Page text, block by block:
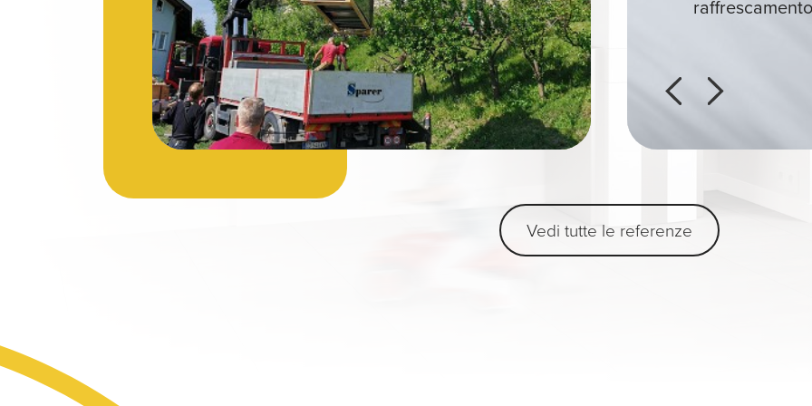
condomini,
innovativa
condomini,
Vedi tutte le referenze